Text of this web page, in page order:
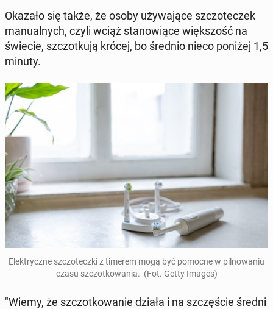
Okazało się także, że osoby uży­wa­ją­ce szczo­te­czek
ma­nu­al­nych, czyli wciąż sta­no­wią­ce więk­szość na
świecie, szczot­ku­ją krócej, bo średnio nieco poniżej 1,5
minuty.
Elek­trycz­ne szczo­tecz­ki z timerem mogą być pomocne w pil­no­wa­niu
czasu szczot­ko­wa­nia. (Fot. Getty Images)
"Wiemy, że szczot­ko­wa­nie działa i na szczę­ście średni